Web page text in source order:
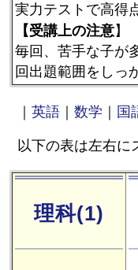
実力テストで高得
【受講上の注意】
毎回、苦手な子が
回出題範囲をしっ
｜英語 ｜数学 ｜ 国
以下の表は左右に
理科(1)